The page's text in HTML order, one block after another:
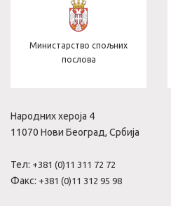
Делегација ЕУ у Републици
Народних хероја 4
11070 Нови Београд, Србија
Тел: +381 (0)11 311 72 72
Факс: +381 (0)11 312 95 98